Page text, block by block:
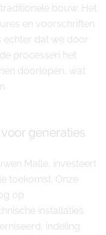
bouw. Het
en voorschriften
echter dat we door
processen het
doorlopen, wat
generaties
Malle, investeert
toekomst. Onze
op
installaties
indeling